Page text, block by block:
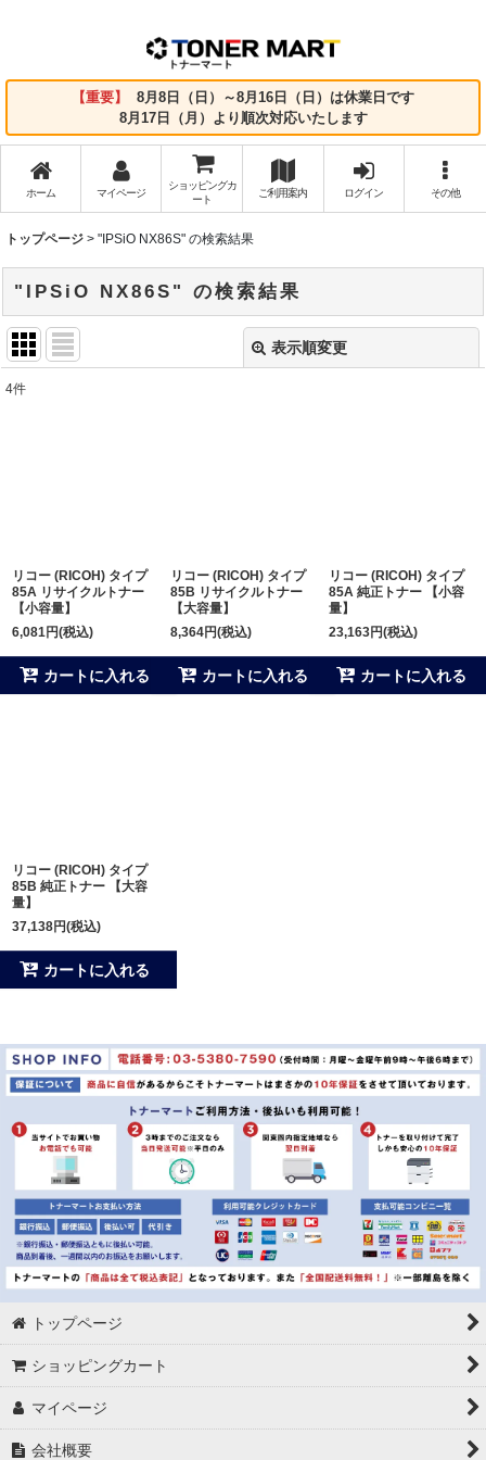
【重要】
8月8日（日）～8月16日（日）は休業日です
8月17日（月）より順次対応いたします
ホーム マイページ
ショッピングカ
ート
ご利用案内 ログイン その他
トップページ > "IPSiO NX86S" の検索結果
"IPSiO NX86S" の検索結果
表示順変更
絞り込む
4件
リコー (RICOH) タイプ
85A リサイクルトナー
【小容量】
6,081円(税込)
カートに入れる
リコー (RICOH) タイプ
85B リサイクルトナー
【大容量】
8,364円(税込)
カートに入れる
リコー (RICOH) タイプ
85A 純正トナー 【小容
量】
23,163円(税込)
カートに入れる
リコー (RICOH) タイプ
85B 純正トナー 【大容
量】
37,138円(税込)
カートに入れる
トップページ
ショッピングカート
マイページ
会社概要